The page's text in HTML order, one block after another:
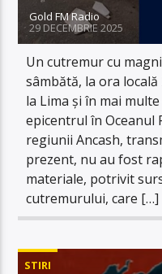
Gold FM Radio
29 DECEMBRIE 2025
Un cutremur cu
sâmbătă, la ora locală
la Lima și în mai
epicentrul în Oceanul
regiunii Ancash,
prezent, nu au fost
materiale, potrivit
cutremurului, care […]
STIRI